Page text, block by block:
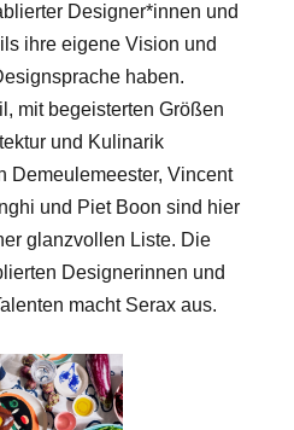
Designer*innen und
ihre eigene Vision und
haben.
mit begeisterten Größen
und Kulinarik
Demeulemeester, Vincent
und Piet Boon sind hier
glanzvollen Liste. Die
Designerinnen und
macht Serax aus.